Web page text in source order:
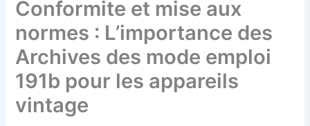
Conformite et mise aux
normes : L’importance des
Archives des mode emploi
191b pour les appareils
vintage